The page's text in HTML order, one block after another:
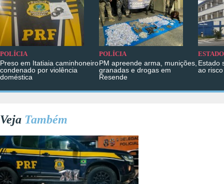
POLÍCIA
Preso em Itatiaia caminhoneiro
condenado por violência
doméstica
POLÍCIA
PM apreende arma, munições,
granadas e drogas em
Resende
ESTADO
Estado
ao
Veja Também